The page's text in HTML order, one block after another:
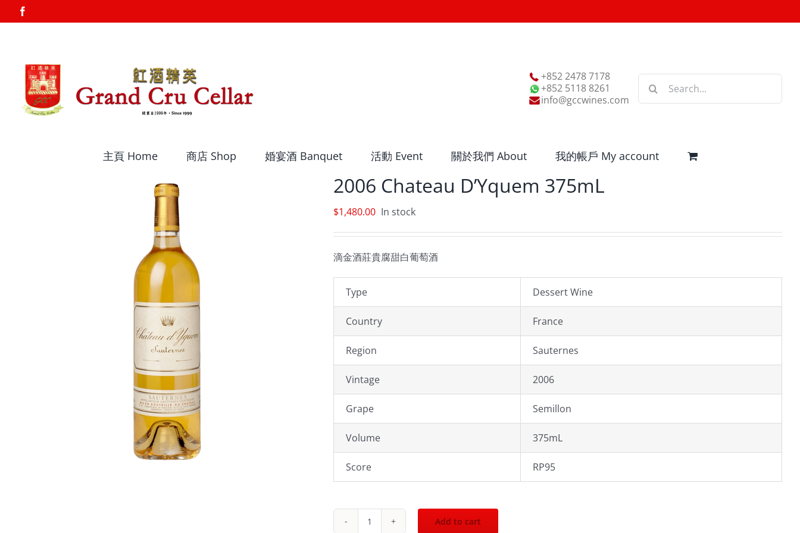
to
+852 2478 7178
+852 5118 8261
info@gccwines.com
Search
主頁 Home 商店 Shop 婚宴酒 Banquet 活動 Event 關於我們 About 我的帳戶 My account
2006 Chateau D’Yquem 375mL
$1,480.00 In stock
滴金酒莊貴腐甜白葡萄酒
Type Dessert Wine
Country France
Region Sauternes
Vintage 2006
Grape Semillon
Volume 375mL
Score RP95
2006
Add to cart